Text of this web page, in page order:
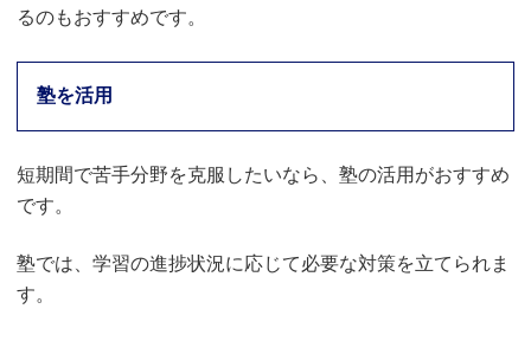
るのもおすすめです。
塾を活用
短期間で苦手分野を克服したいなら、塾の活用がおすすめ
です。
塾では、学習の進捗状況に応じて必要な対策を立てられま
す。